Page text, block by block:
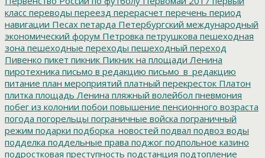
класс переводы переезд перерасчет перечень период
навигации Песах петарда Петербургский международный
экономический форум Петровка петрушкова пешеходная
зона пешеходные переходы пешеходный переход
Пивенко пикет пикник Пикник на площади Ленина
пиротехника письмо в редакцию письмо_в_редакцию
питание план мероприятий платный перекресток Платон
плитка площадь Ленина пляжный волейбол пневмония
побег из колонии побои повышение пенсионного возраста
погода погорельцы пограничные войска пограничный
режим подарки подборка_новостей подвал подвоз воды
подделка поддельные права поджог подпольное казино
подростковая преступность подстанция подтопление